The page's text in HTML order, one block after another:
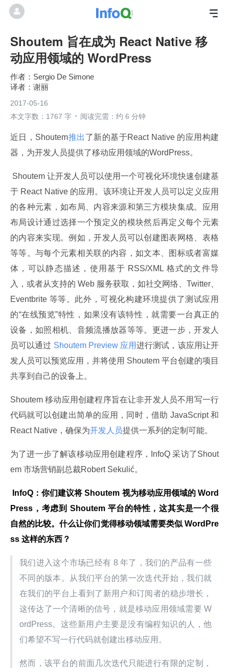
Shoutem 旨在成为 React Native 移
动应用领域的 WordPress
Sergio De Simone
谢丽
2017-05-16
本文字数：1767 字
阅读完需：约 6 分钟
近日，Shoutem推出 了新的基于React Native 的应用构建
器，为开发人员提供了移动应用领域的WordPress。
于 React Native 的应用。该环境让开发人员可以定义应用
的各种元素，如布局、内容来源和第三方模块集成。应用
布局设计通过选择一个预定义的模块然后再定义每个元素
的内容来实现。例如，开发人员可以创建图表网格、表格
等等。与每个元素相关联的内容，如文本、图标或者富媒
体，可以静态描述，使用基于 RSS/XML 格式的文件导
入，或者从支持的 Web 服务获取，如社交网络、Twitter、
Eventbrite 等等。此外，可视化构建环境提供了测试应用
的“在线预览”特性，如果没有该特性，就需要一台真正的
设备，如照相机、音频流播放器等等。更进一步，开发人
员可以通过 Shoutem Preview 应用进行测试，该应用让开
发人员可以预览应用，并将使用 Shoutem 平台创建的项目
共享到自己的设备上。
Shoutem 移动应用创建程序旨在让非开发人员不用写一行
代码就可以创建出简单的应用，同时，借助 JavaScript 和
React Native，确保为开发人员提供一系列的定制可能。
为了进一步了解该移动应用创建程序，InfoQ 采访了Shout
em 市场营销副总裁Robert Sekulić。
Press，考虑到 Shoutem 平台的特性，这其实是一个很
自然的比较。什么让你们觉得移动领域需要类似 WordPre
ss 这样的东西？
我们进入这个市场已经有 8 年了，我们的产品有一些
不同的版本。从我们平台的第一次迭代开始，我们就
在我们的平台上看到了新用户和订阅者的稳步增长，
这传达了一个清晰的信号，就是移动应用领域需要 W
ordPress。这些新用户主要是没有编程知识的人，他
们希望不写一行代码就创建出移动应用。
然而，该平台的前面几次迭代只能进行有限的定制，